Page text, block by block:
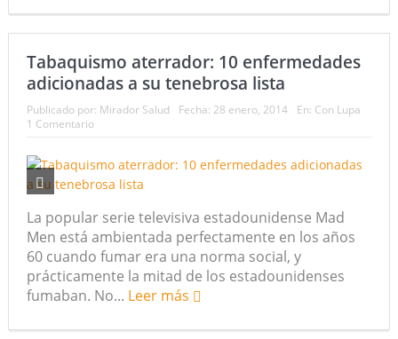
Tabaquismo aterrador: 10 enfermedades
adicionadas a su tenebrosa lista
Publicado por: Mirador Salud Fecha: 28 enero, 2014 En: Con Lupa
1 Comentario
La popular serie televisiva estadounidense Mad
Men está ambientada perfectamente en los años
60 cuando fumar era una norma social, y
prácticamente la mitad de los estadounidenses
fumaban. No... Leer más